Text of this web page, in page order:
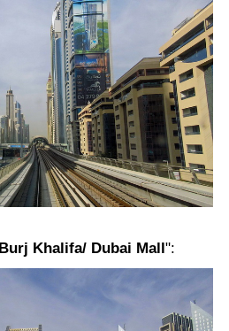
Burj Khalifa/ Dubai Mall ":